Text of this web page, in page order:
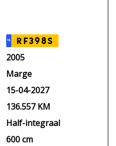
NL RF398S
2005
Marge
15-04-2027
136.557 KM
Half-integraal
600 cm